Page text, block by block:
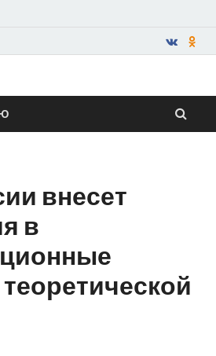
—
внесет
в